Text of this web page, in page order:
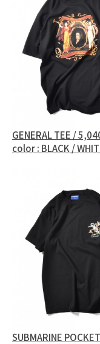
GENERAL TEE /
color : BLACK /
SUBMARINE